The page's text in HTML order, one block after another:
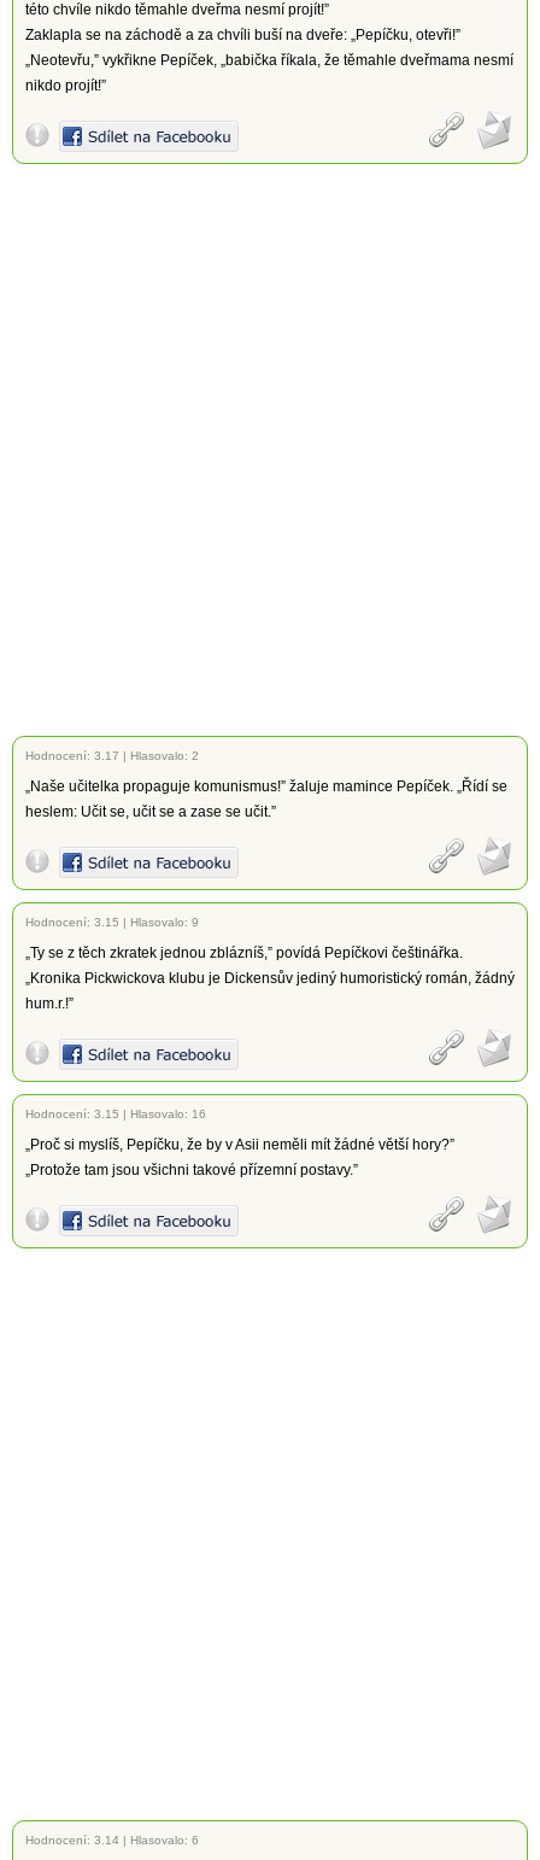
této chvíle nikdo těmahle dveřma nesmí projít!”
Zaklapla se na záchodě a za chvíli buší na dveře: „Pepíčku, otevři!”
„Neotevřu,” vykřikne Pepíček, „babička říkala, že těmahle dveřmama nesmí
nikdo projít!”
Hodnocení: 3.17 | Hlasovalo: 2
„Naše učitelka propaguje komunismus!” žaluje mamince Pepíček. „Řídí se
heslem: Učit se, učit se a zase se učit.”
Hodnocení: 3.15 | Hlasovalo: 9
„Ty se z těch zkratek jednou zblázníš,” povídá Pepíčkovi češtinářka.
„Kronika Pickwickova klubu je Dickensův jediný humoristický román, žádný
hum.r.!”
Hodnocení: 3.15 | Hlasovalo: 16
„Proč si myslíš, Pepíčku, že by v Asii neměli mít žádné větší hory?”
„Protože tam jsou všichni takové přízemní postavy.”
Hodnocení: 3.14 | Hlasovalo: 6